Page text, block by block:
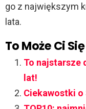
go z największym
lata.
To Może Ci
To najstarsze
lat!
Ciekawostki o